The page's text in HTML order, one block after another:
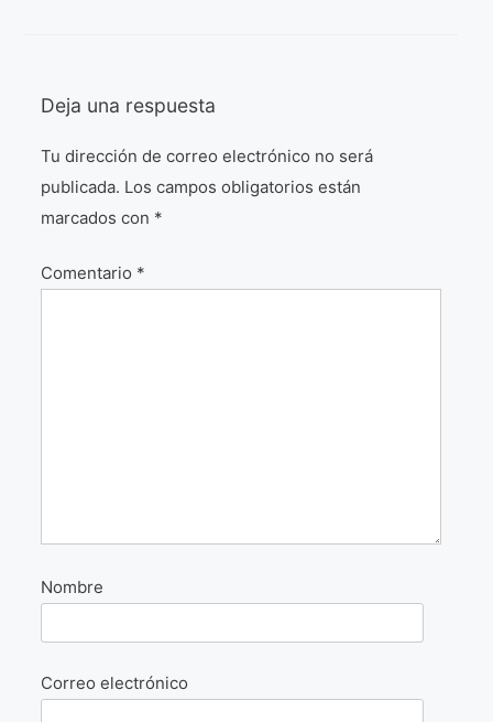
Molière 2022
Exposición París 2021 “Traverser ton miroir” «A
través de tu espejo»
Manifiesto Ecoarte
Association Paris
Deja una respuesta
Tu dirección de correo electrónico no será
publicada. Los campos obligatorios están
marcados con *
Comentario *
Nombre
Correo electrónico